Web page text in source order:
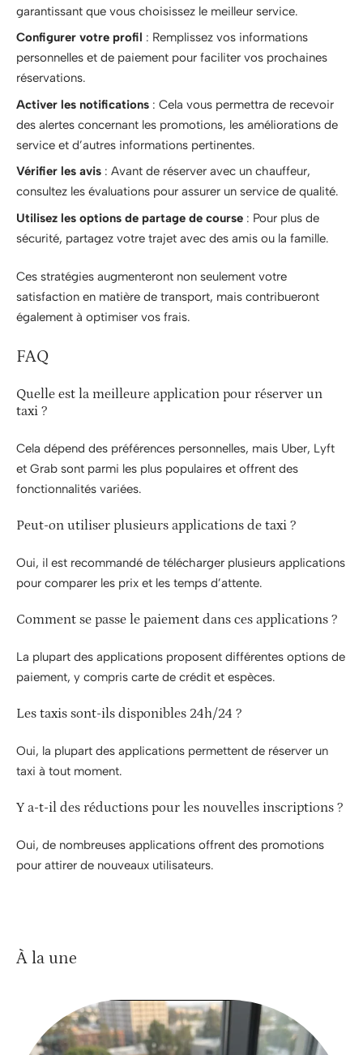
garantissant que vous choisissez le meilleur service.
Configurer votre profil : Remplissez vos informations
personnelles et de paiement pour faciliter vos prochaines
réservations.
Activer les notifications : Cela vous permettra de recevoir
des alertes concernant les promotions, les améliorations de
service et d’autres informations pertinentes.
Vérifier les avis : Avant de réserver avec un chauffeur,
consultez les évaluations pour assurer un service de qualité.
Utilisez les options de partage de course : Pour plus de
sécurité, partagez votre trajet avec des amis ou la famille.
Ces stratégies augmenteront non seulement votre
satisfaction en matière de transport, mais contribueront
également à optimiser vos frais.
FAQ
Quelle est la meilleure application pour réserver un
taxi ?
Cela dépend des préférences personnelles, mais Uber, Lyft
et Grab sont parmi les plus populaires et offrent des
fonctionnalités variées.
Peut-on utiliser plusieurs applications de taxi ?
Oui, il est recommandé de télécharger plusieurs applications
pour comparer les prix et les temps d’attente.
Comment se passe le paiement dans ces applications ?
La plupart des applications proposent différentes options de
paiement, y compris carte de crédit et espèces.
Les taxis sont-ils disponibles 24h/24 ?
Oui, la plupart des applications permettent de réserver un
taxi à tout moment.
Y a-t-il des réductions pour les nouvelles inscriptions ?
Oui, de nombreuses applications offrent des promotions
pour attirer de nouveaux utilisateurs.
À la une